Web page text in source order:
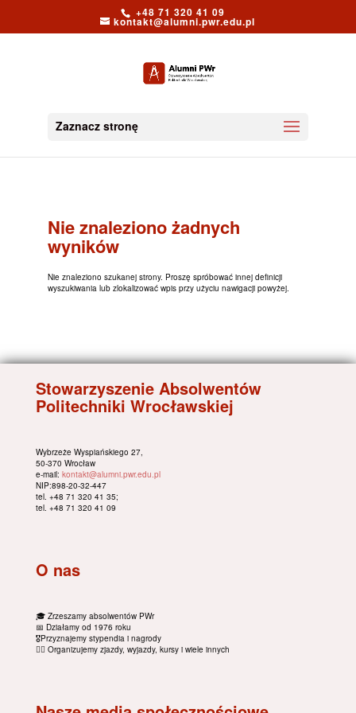
+48 71 320 41 09
kontakt@alumni.pwr.edu.pl
Zaznacz stronę
Nie znaleziono żadnych
wyników
Nie znaleziono szukanej strony. Proszę spróbować innej definicji
wyszukiwania lub zlokalizować wpis przy użyciu nawigacji powyżej.
Stowarzyszenie Absolwentów
Politechniki Wrocławskiej
Wybrzeże Wyspiańskiego 27,
50-370 Wrocław
e-mail: kontakt@alumni.pwr.edu.pl
NIP:898-20-32-447
tel. +48 71 320 41 35;
tel. +48 71 320 41 09
O nas
🎓 Zrzeszamy absolwentów PWr
📅 Działamy od 1976 roku
🎖Przyznajemy stypendia i nagrody
🚴‍♂️ Organizujemy zjazdy, wyjazdy, kursy i wiele innych